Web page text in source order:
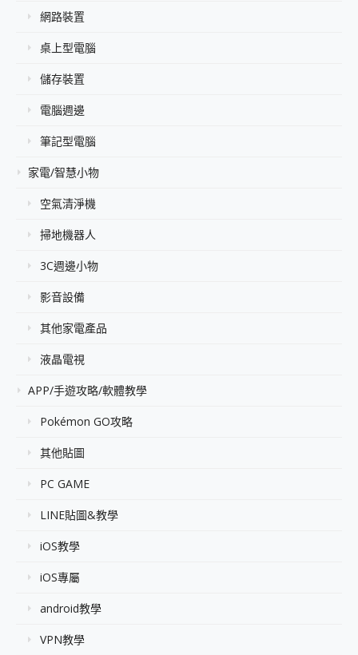
網路裝置
桌上型電腦
儲存裝置
電腦週邊
筆記型電腦
家電/智慧小物
空氣清淨機
掃地機器人
3C週邊小物
影音設備
其他家電產品
液晶電視
APP/手遊攻略/軟體教學
Pokémon GO攻略
其他貼圖
PC GAME
LINE貼圖&教學
iOS教學
iOS專屬
android教學
VPN教學